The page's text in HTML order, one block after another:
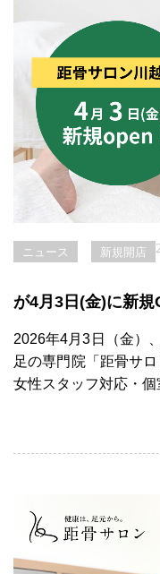
ニュース 新規開店
が4月3日(金)に新規
2026年4月3日（金）
足の専門院「距骨サ
女性スタッフ対応・個